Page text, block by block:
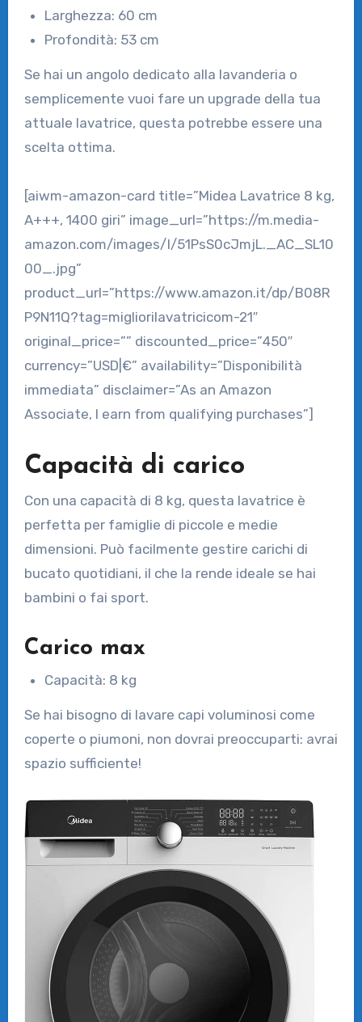
Larghezza: 60 cm
Profondità: 53 cm
Se hai un angolo dedicato alla lavanderia o
semplicemente vuoi fare un upgrade della tua
attuale lavatrice, questa potrebbe essere una
scelta ottima.
[aiwm-amazon-card title=”Midea Lavatrice 8 kg,
A+++, 1400 giri” image_url=”https://m.media-
amazon.com/images/I/51PsS0cJmjL._AC_SL10
00_.jpg”
product_url=”https://www.amazon.it/dp/B08R
P9N11Q?tag=migliorilavatricicom-21″
original_price=”” discounted_price=”450″
currency=”USD|€” availability=”Disponibilità
immediata” disclaimer=”As an Amazon
Associate, I earn from qualifying purchases”]
Capacità di carico
Con una capacità di 8 kg, questa lavatrice è
perfetta per famiglie di piccole e medie
dimensioni. Può facilmente gestire carichi di
bucato quotidiani, il che la rende ideale se hai
bambini o fai sport.
Carico max
Capacità: 8 kg
Se hai bisogno di lavare capi voluminosi come
coperte o piumoni, non dovrai preoccuparti: avrai
spazio sufficiente!